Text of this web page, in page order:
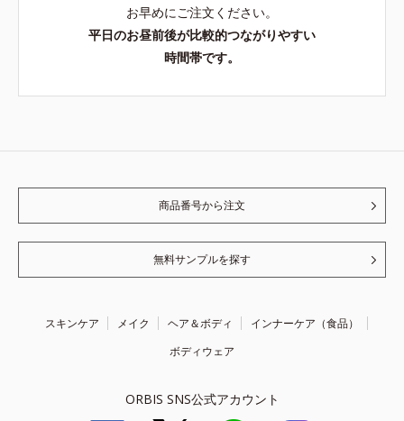
お早めにご注文ください。
平日のお昼前後が比較的つながりやすい
時間帯です。
商品番号から注文
無料サンプルを探す
スキンケア メイク ヘア＆ボディ
インナーケア（食品）
ボディウェア
ORBIS SNS公式アカウント